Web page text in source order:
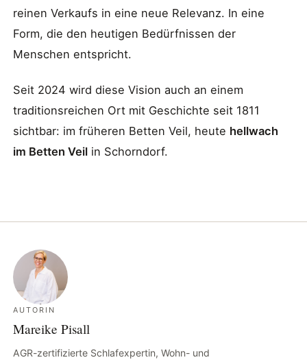
reinen Verkaufs in eine neue Relevanz. In eine
Form, die den heutigen Bedürfnissen der
Menschen entspricht.
Seit 2024 wird diese Vision auch an einem
traditionsreichen Ort mit Geschichte seit 1811
sichtbar: im früheren Betten Veil, heute hellwach
im Betten Veil in Schorndorf.
AUTORIN
Mareike Pisall
AGR-zertifizierte Schlafexpertin, Wohn- und